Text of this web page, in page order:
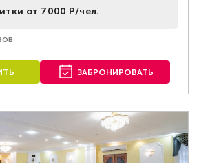
от 7000 Р/чел.
ЗАБРОНИРОВАТЬ